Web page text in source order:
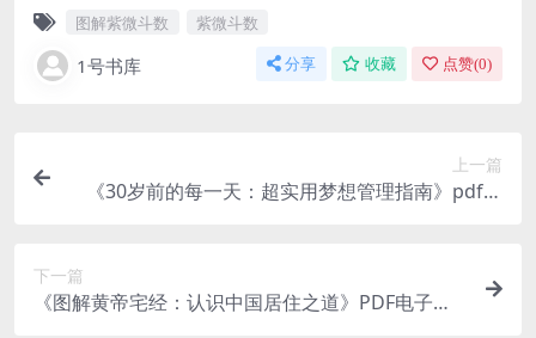
图解紫微斗数 紫微斗数
1号书库 分享 收藏 点赞(0)
上一篇
《30岁前的每一天：超实用梦想管理指南》pdf下
下一篇
《图解黄帝宅经：认识中国居住之道》PDF电子图